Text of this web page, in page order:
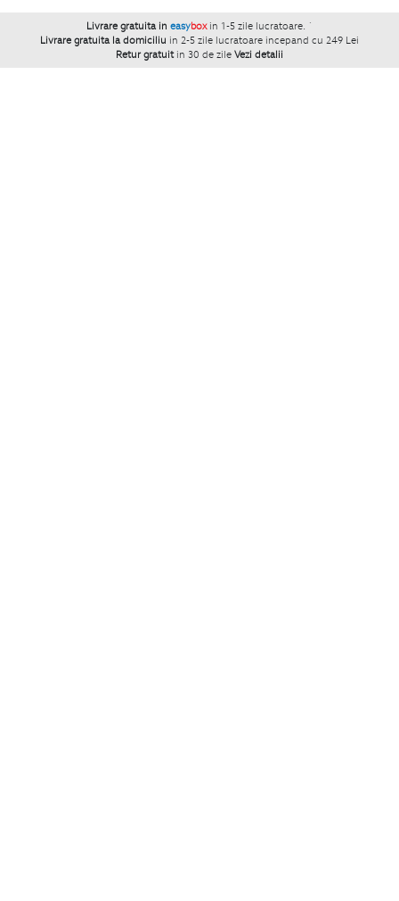
Livrare gratuita in easybox in 1-5 zile lucratoare. `
Livrare gratuita la domiciliu in 2-5 zile lucratoare incepand cu 249 Lei
Retur gratuit in 30 de zile Vezi detalii